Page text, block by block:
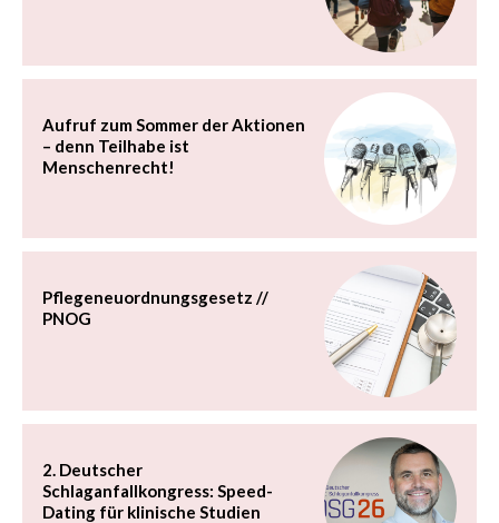
Aufruf zum Sommer der Aktionen
– denn Teilhabe ist
Menschenrecht!
Pflegeneuordnungsgesetz //
PNOG
2. Deutscher
Schlaganfallkongress: Speed-
Dating für klinische Studien